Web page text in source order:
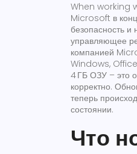
When working
Microsoft в
безопасность и
управляющее
компанией
Windows,
4 ГБ ОЗУ – это
корректно.
теперь
состоянии.
Что